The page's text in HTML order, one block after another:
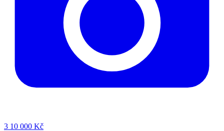
3 10 000 Kč